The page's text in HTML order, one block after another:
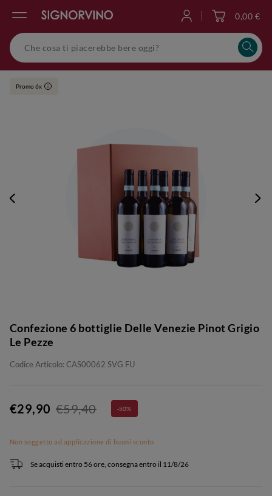
0,00 €
Promo 6x i
Confezione 6 bottiglie Delle Venezie Pinot Grigio
Le Pezze
Codice Articolo: CAS00062 SVG FU
€29,90 €59,40 -50%
Non soggetto ad applicazione di buoni sconto
Se acquisti entro 56 ore, consegna entro il 11/8/26